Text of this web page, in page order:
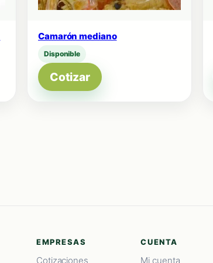
Camarón mediano
Disponible
Cotizar
EMPRESAS
Cotizaciones
CUENTA
Mi cuenta